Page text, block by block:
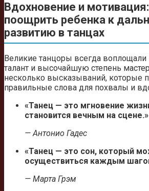
Вдохновение и
поощрить ребенка к
развитию в танцах
Великие танцоры всегда воплощали
талант и высочайшую степень
несколько высказываний, которые
правильные слова для похвалы и
«Танец — это мгновение
становится вечным на сцене.»
— Антонио Гадес
«Танец — это сон, который
осуществиться каждым
— Марта Грэм